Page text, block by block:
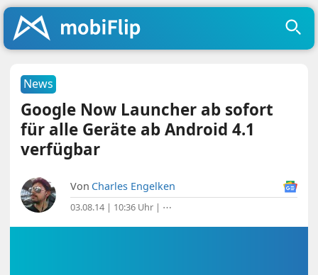
News
Google Now Launcher ab sofort
für alle Geräte ab Android 4.1
verfügbar
Von Charles Engelken
03.08.14 | 10:36 Uhr | ⋯